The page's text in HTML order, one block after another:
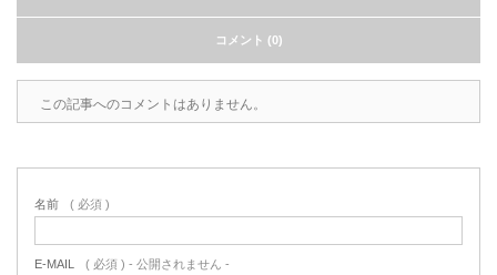
コメント (0)
この記事へのコメントはありません。
名前 ( 必須 )
E-MAIL ( 必須 ) - 公開されません -